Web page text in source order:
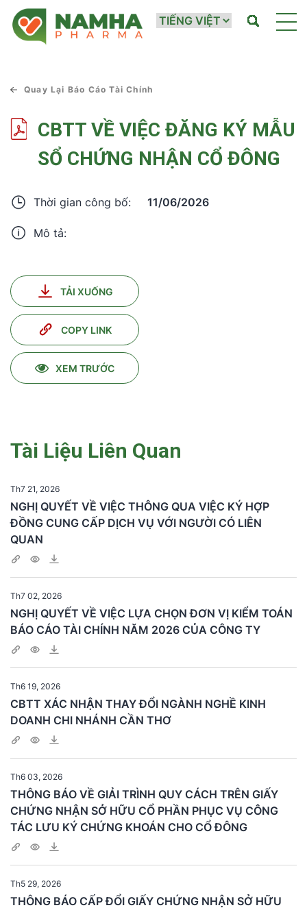
Quay Lại Báo Cáo Tài Chính
CBTT VỀ VIỆC ĐĂNG KÝ MẪU
SỔ CHỨNG NHẬN CỔ ĐÔNG
Thời gian công bố: 11/06/2026
Mô tả:
TẢI XUỐNG
COPY LINK
XEM TRƯỚC
Tài Liệu Liên Quan
Th7 21, 2026
NGHỊ QUYẾT VỀ VIỆC THÔNG QUA VIỆC KÝ HỢP
ĐỒNG CUNG CẤP DỊCH VỤ VỚI NGƯỜI CÓ LIÊN
QUAN
Th7 02, 2026
NGHỊ QUYẾT VỀ VIỆC LỰA CHỌN ĐƠN VỊ KIỂM TOÁN
BÁO CÁO TÀI CHÍNH NĂM 2026 CỦA CÔNG TY
Th6 19, 2026
CBTT XÁC NHẬN THAY ĐỔI NGÀNH NGHỀ KINH
DOANH CHI NHÁNH CẦN THƠ
Th6 03, 2026
THÔNG BÁO VỀ GIẢI TRÌNH QUY CÁCH TRÊN GIẤY
CHỨNG NHẬN SỞ HỮU CỔ PHẦN PHỤC VỤ CÔNG
TÁC LƯU KÝ CHỨNG KHOÁN CHO CỔ ĐÔNG
Th5 29, 2026
THÔNG BÁO CẤP ĐỔI GIẤY CHỨNG NHẬN SỞ HỮU